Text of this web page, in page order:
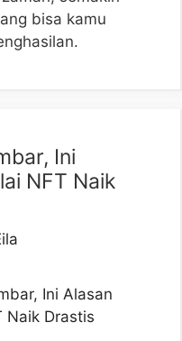
bisa kamu
Ini
NFT Naik